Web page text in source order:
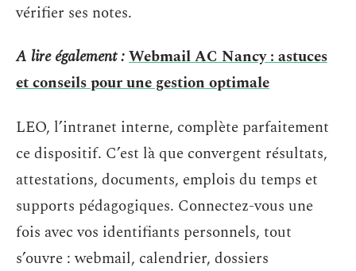
vérifier ses notes.
A lire également :Webmail AC Nancy : astuces
et conseils pour une gestion optimale
LEO, l’intranet interne, complète parfaitement
ce dispositif. C’est là que convergent résultats,
attestations, documents, emplois du temps et
supports pédagogiques. Connectez-vous une
fois avec vos identifiants personnels, tout
s’ouvre : webmail, calendrier, dossiers